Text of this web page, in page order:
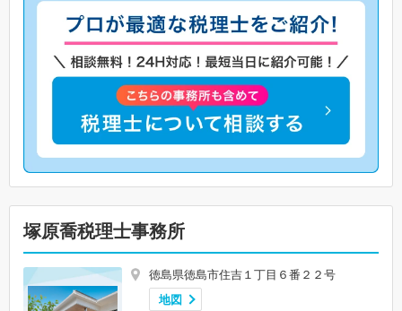
塚原喬税理士事務所
徳島県徳島市住吉１丁目６番２２号
地図